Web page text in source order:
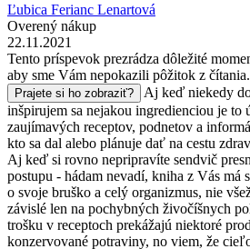
Ľubica Ferianc Lenartová
Overený nákup
22.11.2021
Tento príspevok prezrádza dôležité
aby sme Vám nepokazili pôžitok z čítania.
Prajete si ho zobraziť?
Aj keď niekedy
inšpirujem sa nejakou ingredienciou je to
zaujímavých receptov, podnetov a
kto sa dal alebo plánuje dať na cestu
Aj keď si rovno nepripravíte sendvič
postupu - hádam nevadí, kniha z Vás má
o svoje bruško a celý organizmus, nie
závislé len na pochybných živočíšnych
trošku v receptoch prekážajú niektoré
konzervované potraviny, no viem, že